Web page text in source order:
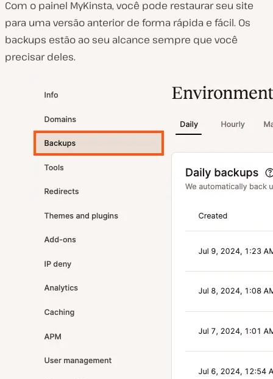
Com o painel MyKinsta, você pode restaurar seu site
para uma versão anterior de forma rápida e fácil. Os
backups estão ao seu alcance sempre que você
precisar deles.